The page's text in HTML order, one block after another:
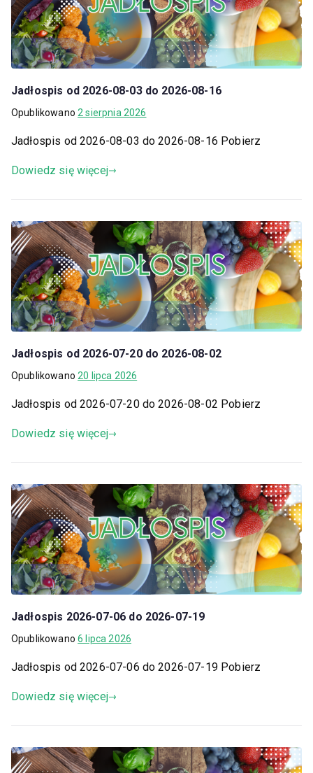
Jadłospis od 2026-08-03 do 2026-08-16
Opublikowano2 sierpnia 2026
Jadłospis od 2026-08-03 do 2026-08-16 Pobierz
Dowiedz się więcej
Jadłospis od 2026-07-20 do 2026-08-02
Opublikowano20 lipca 2026
Jadłospis od 2026-07-20 do 2026-08-02 Pobierz
Dowiedz się więcej
Jadłospis 2026-07-06 do 2026-07-19
Opublikowano6 lipca 2026
Jadłospis od 2026-07-06 do 2026-07-19 Pobierz
Dowiedz się więcej